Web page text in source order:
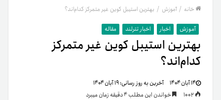
خانه / آموزش / بهترین استیبل کوین غیر متمرکز کدام‌اند؟
آموزش اخبار اخبار تترلند مقاله
بهترین استیبل کوین غیر متمرکز
کدام‌اند؟
۱۴ آبان ۱۴۰۴ آخرین به روز رسانی:۱۹ آبان ۱۴۰۴
خواندن این مطلب 4 دقیقه زمان میبرد